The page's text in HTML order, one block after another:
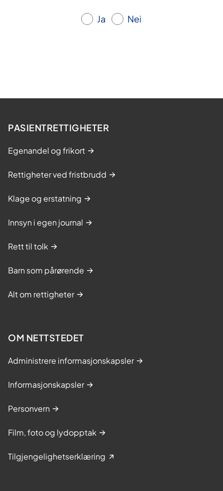
Ja Nei
PASIENTRETTIGHETER
Egenandel og frikort
Rettigheter ved fristbrudd
Klage og erstatning
Innsyn i egen journal
Rett til tolk
Barn som pårørende
Alt om rettigheter
OM NETTSTEDET
Administrere informasjonskapsler
Informasjonskapsler
Personvern
Film, foto og lydopptak
Tilgjengelighetserklæring